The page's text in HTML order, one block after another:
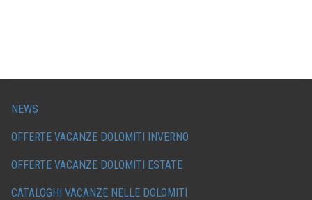
NEWS
OFFERTE VACANZE DOLOMITI INVERNO
OFFERTE VACANZE DOLOMITI ESTATE
CATALOGHI VACANZE NELLE DOLOMITI